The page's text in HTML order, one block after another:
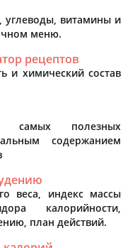
углеводы, витамины и
меню.
рецептов
и химический состав
самых полезных
содержанием
веса, индекс массы
калорийности,
план действий.